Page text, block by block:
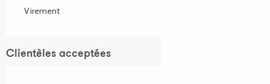
Virement
Clientèles acceptées